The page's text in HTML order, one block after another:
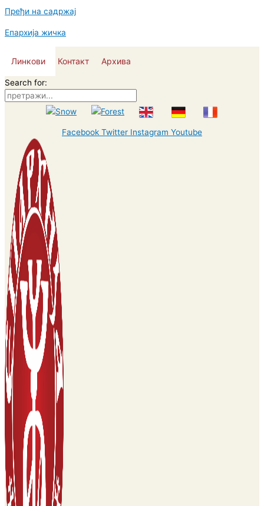
Пређи на садржај
Епархија жичка
Линкови Контакт Архива
Search for:
Facebook Twitter Instagram Youtube